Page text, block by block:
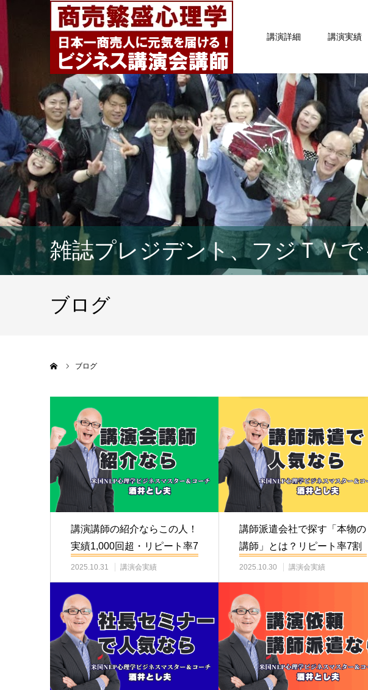
講演詳細 講演実績
雑誌プレジデント、フジＴＶ
ブログ
ブログ
講演講師の紹介ならこの人！
実績1,000回超・リピート率7
割を誇る酒…
2025.10.31 講演会実績
講師派遣会社で探す「本物の
講師」とは？リピート率7割
超・登壇1000…
2025.10.30 講演会実績